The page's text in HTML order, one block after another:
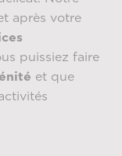
après votre
puissiez faire
et que